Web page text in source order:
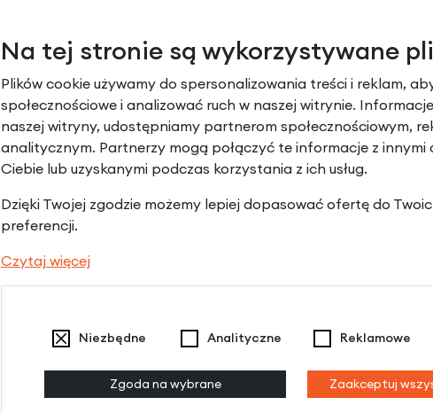
Na tej stronie są wykorzystywane
Plików cookie używamy do spersonalizowania treści i reklam,
społecznościowe i analizować ruch w naszej witrynie.
naszej witryny, udostępniamy partnerom społecznościowym,
analitycznym. Partnerzy mogą połączyć te informacje z
Ciebie lub uzyskanymi podczas korzystania z ich usług.
Dzięki Twojej zgodzie możemy lepiej dopasować ofertę do
preferencji.
Czytaj więcej
Niezbędne Analityczne Reklamowe
Zgoda na wybrane Zaakceptuj